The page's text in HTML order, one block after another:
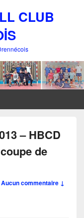
CLUB
– HBCD
de
Aucun commentaire ↓